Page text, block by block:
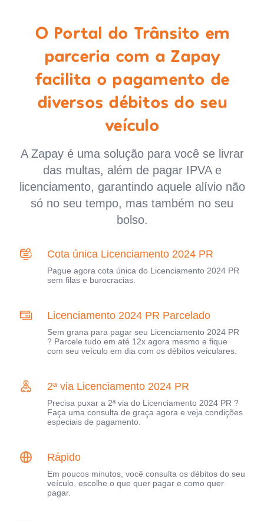
O Portal do Trânsito em
parceria com a Zapay
facilita o pagamento de
diversos débitos do seu
veículo
A Zapay é uma solução para você se livrar
das multas, além de pagar IPVA e
licenciamento, garantindo aquele alívio não
só no seu tempo, mas também no seu
bolso.
Cota única Licenciamento 2024 PR
Pague agora cota única do Licenciamento 2024 PR
sem filas e burocracias.
Licenciamento 2024 PR Parcelado
Sem grana para pagar seu Licenciamento 2024 PR
? Parcele tudo em até 12x agora mesmo e fique
com seu veículo em dia com os débitos veiculares.
2ª via Licenciamento 2024 PR
Precisa puxar a 2ª via do Licenciamento 2024 PR ?
Faça uma consulta de graça agora e veja condições
especiais de pagamento.
Rápido
Em poucos minutos, você consulta os débitos do seu
veículo, escolhe o que quer pagar e como quer
pagar.